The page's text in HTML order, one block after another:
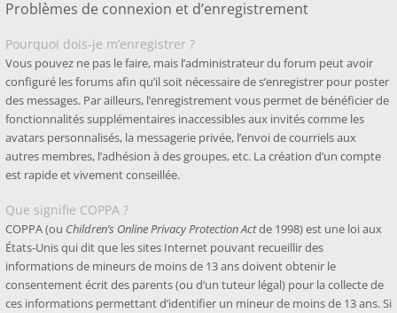
Problèmes de connexion et d’enregistrement
Pourquoi dois-je m’enregistrer ?
Vous pouvez ne pas le faire, mais l’administrateur du forum peut avoir
configuré les forums afin qu’il soit nécessaire de s’enregistrer pour poster
des messages. Par ailleurs, l’enregistrement vous permet de bénéficier de
fonctionnalités supplémentaires inaccessibles aux invités comme les
avatars personnalisés, la messagerie privée, l’envoi de courriels aux
autres membres, l’adhésion à des groupes, etc. La création d’un compte
est rapide et vivement conseillée.
Que signifie COPPA ?
COPPA (ou Children’s Online Privacy Protection Actde 1998) est une loi aux
États-Unis qui dit que les sites Internet pouvant recueillir des
informations de mineurs de moins de 13 ans doivent obtenir le
consentement écrit des parents (ou d’un tuteur légal) pour la collecte de
ces informations permettant d’identifier un mineur de moins de 13 ans. Si